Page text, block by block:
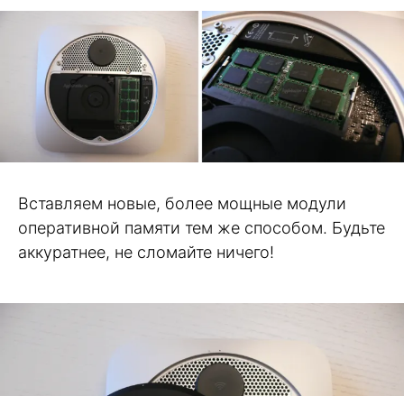
Вставляем новые, более мощные модули
оперативной памяти тем же способом. Будьте
аккуратнее, не сломайте ничего!